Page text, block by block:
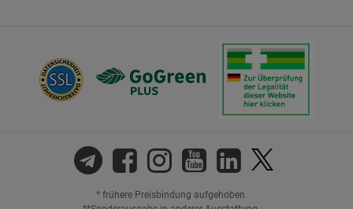
* frühere Preisbindung aufgehoben